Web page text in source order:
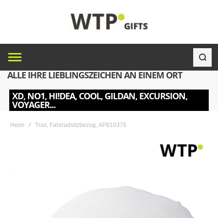
ALLE IHRE LIEBLINGSZEICHEN AN EINEM ORT
XD, NO1, HI!DEA, COOL, GILDAN, EXCURSION,
VOYAGER...
Heim Trax, Fahrradsitzbezug, AP810375